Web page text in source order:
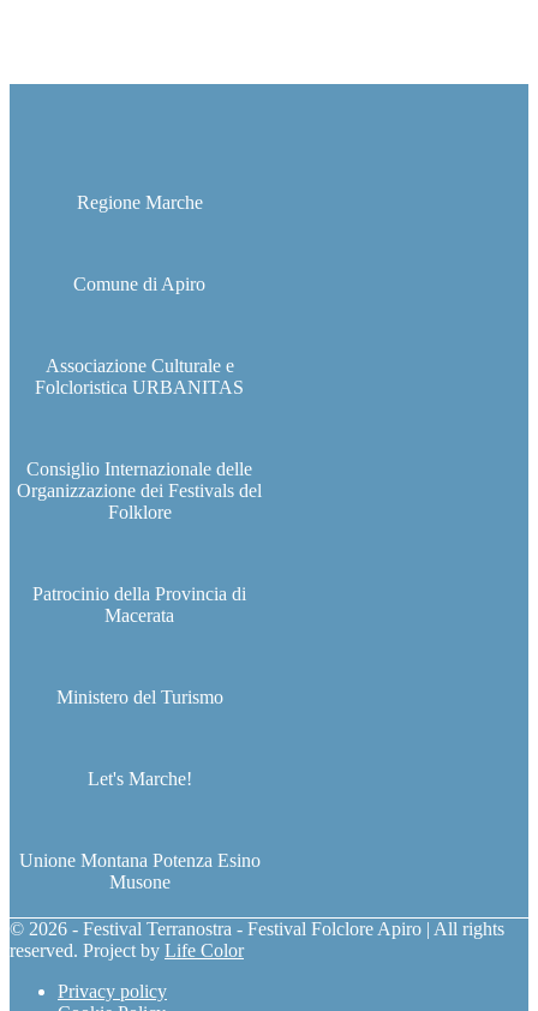
Regione Marche
Comune di Apiro
Associazione Culturale e
Folcloristica URBANITAS
Consiglio Internazionale delle
Organizzazione dei Festivals del
Folklore
Patrocinio della Provincia di
Macerata
Ministero del Turismo
Let's Marche!
Unione Montana Potenza Esino
Musone
© 2026 - Festival Terranostra - Festival Folclore Apiro | All rights
reserved. Project by Life Color
Privacy policy